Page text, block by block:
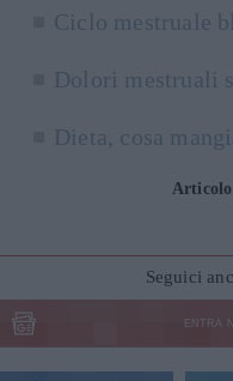
Ciclo mestruale
Dolori mestruali
Dieta, cosa
Seguici
ENTRA